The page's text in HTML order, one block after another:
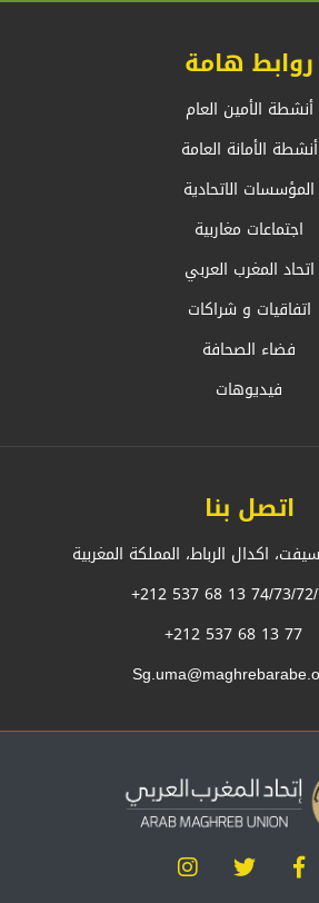
روابط هامة
أنشطة الأمين العام
أنشطة الأمانة العامة
المؤسسات الاتحادية
اجتماعات مغاربية
اتحاد المغرب العربي
اتفاقيات و شراكات
فضاء الصحافة
فيديوهات
اتصل بنا
77 13 68 537 212+